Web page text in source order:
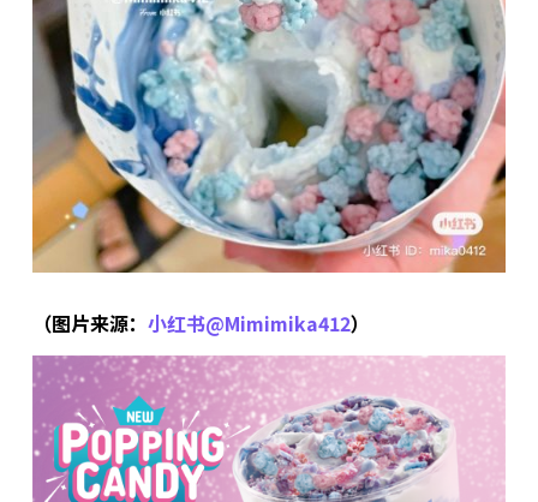
（图片来源： 小红书@Mimimika412）